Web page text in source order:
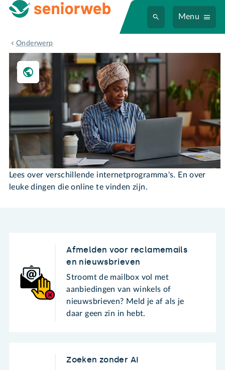
Menu
Onderwerp
Internet
Internet
Lees over verschillende internetprogramma's. En over
leuke dingen die online te vinden zijn.
Afmelden voor reclamemails
en nieuwsbrieven
Stroomt de mailbox vol met
aanbiedingen van winkels of
nieuwsbrieven? Meld je af als je
daar geen zin in hebt.
Zoeken zonder AI